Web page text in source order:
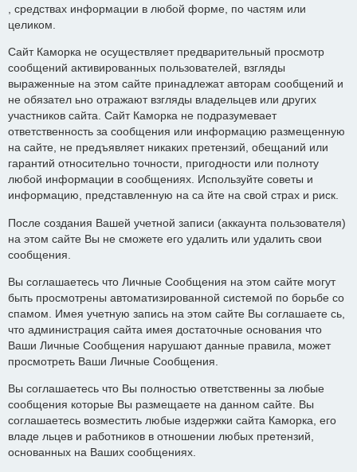
, средствах информации в любой форме, по частям или
целиком.
Сайт Каморка не осуществляет предварительный просмотр
сообщений активированных пользователей, взгляды
выраженные на этом сайте принадлежат авторам сообщений и
не обязател ьно отражают взгляды владельцев или других
участников сайта. Сайт Каморка не подразумевает
ответственность за сообщения или информацию размещенную
на сайте, не предъявляет никаких претензий, обещаний или
гарантий относительно точности, пригодности или полноту
любой информации в сообщениях. Используйте советы и
информацию, представленную на са йте на свой страх и риск.
После создания Вашей учетной записи (аккаунта пользователя)
на этом сайте Вы не сможете его удалить или удалить свои
сообщения.
Вы соглашаетесь что Личные Сообщения на этом сайте могут
быть просмотрены автоматизированной системой по борьбе со
спамом. Имея учетную запись на этом сайте Вы соглашаете сь,
что администрация сайта имея достаточные основания что
Ваши Личные Сообщения нарушают данные правила, может
просмотреть Ваши Личные Сообщения.
Вы соглашаетесь что Вы полностью ответственны за любые
сообщения которые Вы размещаете на данном сайте. Вы
соглашаетесь возместить любые издержки сайта Каморка, его
владе льцев и работников в отношении любых претензий,
основанных на Ваших сообщениях.